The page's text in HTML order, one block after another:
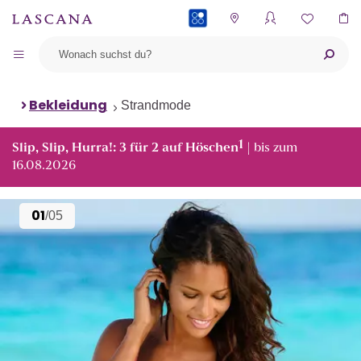
Bekleidung Strandmode
Slip, Slip, Hurra!: 3 für 2 auf Höschen1 | bis zum
16.08.2026
01/05